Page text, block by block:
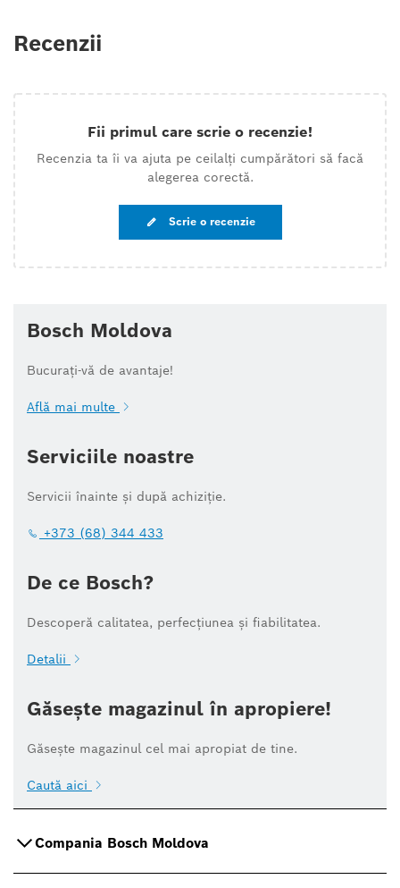
Recenzii
Fii primul care scrie o recenzie!
Recenzia ta îi va ajuta pe ceilalți cumpărători să facă
alegerea corectă.
Scrie o recenzie
Bosch Moldova
Bucurați-vă de avantaje!
Află mai multe
Serviciile noastre
Servicii înainte și după achiziție.
+373 (68) 344 433
De ce Bosch?
Descoperă calitatea, perfecțiunea și fiabilitatea.
Detalii
Găsește magazinul în apropiere!
Găsește magazinul cel mai apropiat de tine.
Caută aici
Compania Bosch Moldova